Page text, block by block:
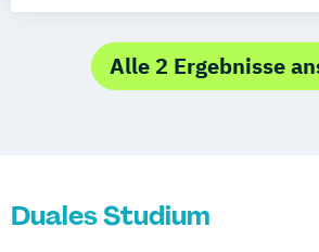
Internationales Tourismus- und
Eventmanagement (Dresden
Management)
Alle 2 Ergebnisse
Duales Studium